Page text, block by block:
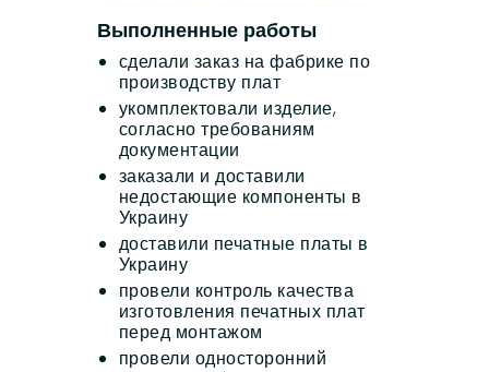
Выполненные работы
сделали заказ на фабрике по
производству плат
укомплектовали изделие,
согласно требованиям
документации
заказали и доставили
недостающие компоненты в
Украину
доставили печатные платы в
Украину
провели контроль качества
изготовления печатных плат
перед монтажом
провели односторонний